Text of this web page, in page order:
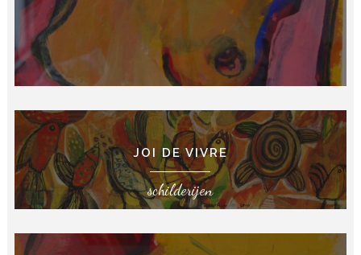
JOI DE VIVRE
schilderijen